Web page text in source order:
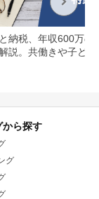
納税、年収600万の
説。共働きや子ども
から探す
グ